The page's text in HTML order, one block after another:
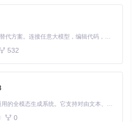
环境
空间
10/11、macOS 10.15+、主流
Claude Code 的开源替代方案。连接任意大模型，编辑代码，运行命令，自动验证 — 全自动执行。用 Rust 构建，极致性能。 ｜ An open-source alternative to Claude Code. Connect any LLM, edit code, run commands, and verify changes — autonomously. Built in Rust for speed. Get Started
532
MiniMax H3 是一个通用的全模态生成系统。它支持对由文本、图像、视频和音频组成的多模态上下文进行统一理解，并能生成分辨率高达 2K、时长可达 15 秒的带原生立体声音频的视频。得益于面向任务泛化的系统设计，H3 在预训练阶段就已具备广泛的多模态上下文理解与生成能力，能够出色地执行复杂的多模态指令。
0